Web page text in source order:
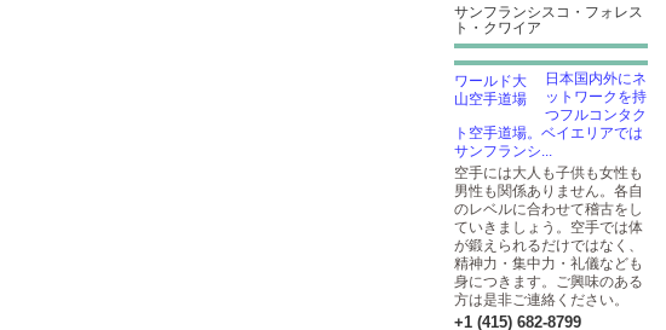
サンフランシスコ・フォレス
ト・クワイア
日本国内外にネ
ットワークを持
つフルコンタク
ト空手道場。ベイエリアでは
サンフランシ...
空手には大人も子供も女性も
男性も関係ありません。各自
のレベルに合わせて稽古をし
ていきましょう。空手では体
が鍛えられるだけではなく、
精神力・集中力・礼儀なども
身につきます。ご興味のある
方は是非ご連絡ください。
+1 (415) 682-8799